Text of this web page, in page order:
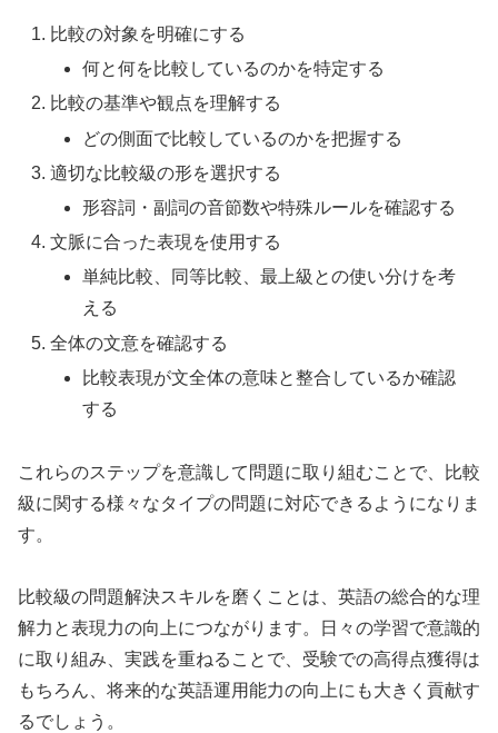
比較の対象を明確にする
何と何を比較しているのかを特定する
比較の基準や観点を理解する
どの側面で比較しているのかを把握する
適切な比較級の形を選択する
形容詞・副詞の音節数や特殊ルールを確認する
文脈に合った表現を使用する
単純比較、同等比較、最上級との使い分けを考
える
全体の文意を確認する
比較表現が文全体の意味と整合しているか確認
する
これらのステップを意識して問題に取り組むことで、比較
級に関する様々なタイプの問題に対応できるようになりま
す。
比較級の問題解決スキルを磨くことは、英語の総合的な理
解力と表現力の向上につながります。日々の学習で意識的
に取り組み、実践を重ねることで、受験での高得点獲得は
もちろん、将来的な英語運用能力の向上にも大きく貢献す
るでしょう。